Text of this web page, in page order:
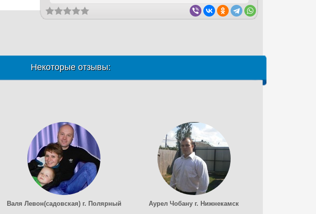
Некоторые отзывы:
Валя Левон(садовская) г. Полярный
Аурел Чобану г. Нижнекамск